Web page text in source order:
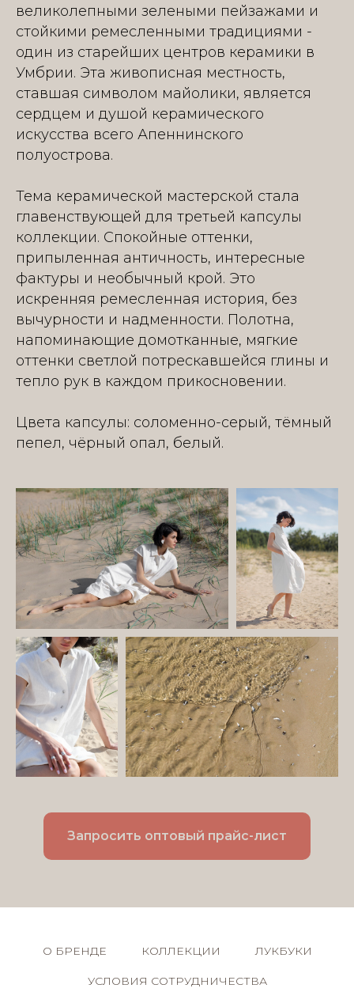
великолепными зелеными пейзажами и
стойкими ремесленными традициями -
один из старейших центров керамики в
Умбрии. Эта живописная местность,
ставшая символом майолики, является
сердцем и душой керамического
искусства всего Апеннинского
полуострова.
Тема керамической мастерской стала
главенствующей для третьей капсулы
коллекции. Спокойные оттенки,
припыленная античность, интересные
фактуры и необычный крой. Это
искренняя ремесленная история, без
вычурности и надменности. Полотна,
напоминающие домотканные, мягкие
оттенки светлой потрескавшейся глины и
тепло рук в каждом прикосновении.
Цвета капсулы: соломенно-серый, тёмный
пепел, чёрный опал, белый.
Запросить оптовый прайс-лист
О БРЕНДЕ КОЛЛЕКЦИИ ЛУКБУКИ
УСЛОВИЯ СОТРУДНИЧЕСТВА